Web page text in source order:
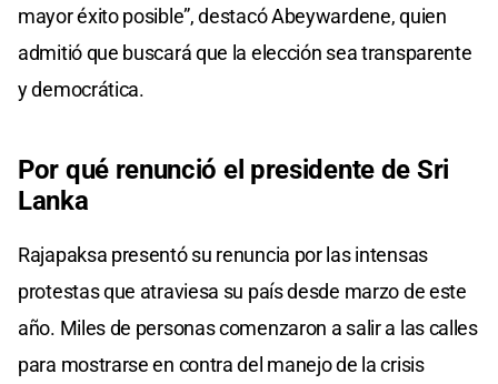
mayor éxito posible”, destacó Abeywardene, quien
admitió que buscará que la elección sea transparente
y democrática.
Por qué renunció el presidente de Sri
Lanka
Rajapaksa presentó su renuncia por las intensas
protestas que atraviesa su país desde marzo de este
año. Miles de personas comenzaron a salir a las calles
para mostrarse en contra del manejo de la crisis